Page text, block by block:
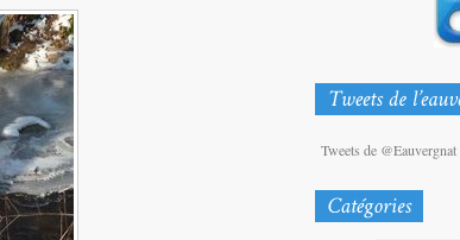
Tweets de @Eauvergnat